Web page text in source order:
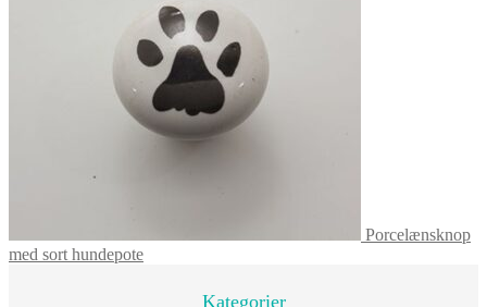
Porcelænsknop
med sort hundepote
Kategorier